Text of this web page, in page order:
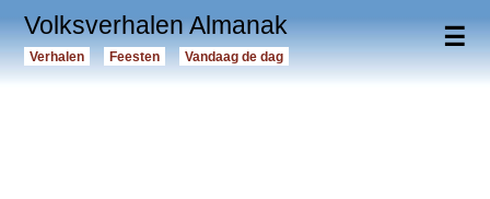
☰
Volksverhalen Almanak
Verhalen Feesten Vandaag de dag